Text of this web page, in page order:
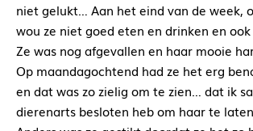
niet gelukt… Aan het eind van de week,
wou ze niet goed eten en drinken en
Ze was nog afgevallen en haar mooie
Op maandagochtend had ze het erg
en dat was zo zielig om te zien… dat ik
dierenarts besloten heb om haar te